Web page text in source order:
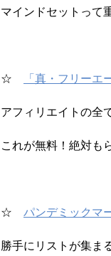
マインドセットって
☆ 「真・フリーエ
アフィリエイトの全
これが無料！絶対も
☆ パンデミックマ
勝手にリストが集ま